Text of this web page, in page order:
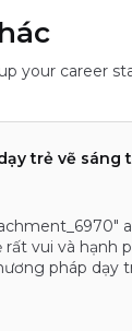
your career
trẻ vẽ sáng
vui và hạnh
pháp dạy